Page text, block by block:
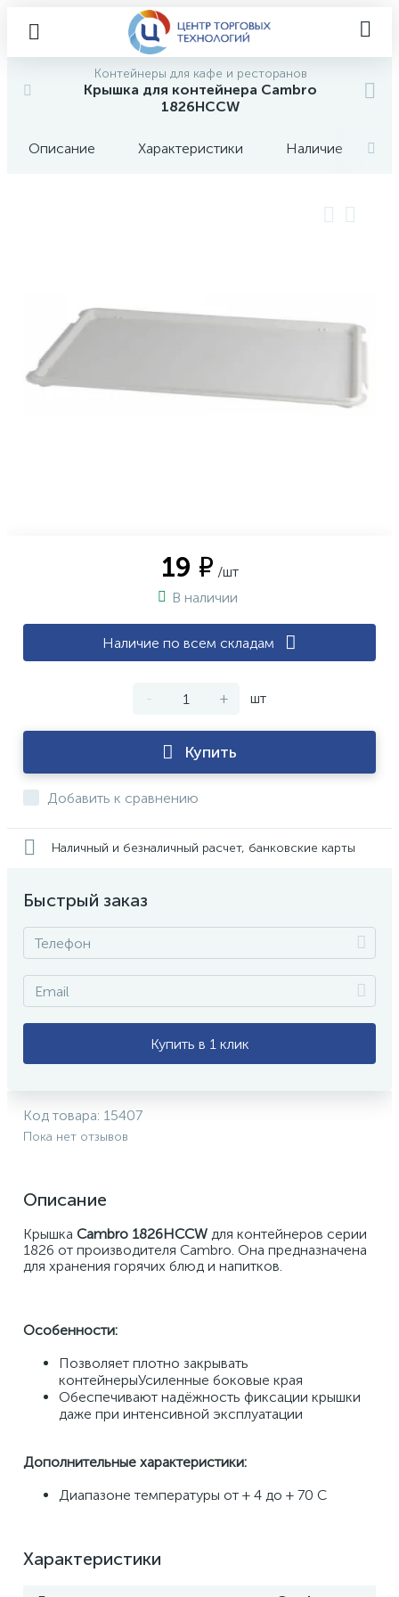
Контейнеры для кафе и ресторанов
Крышка для контейнера Cambro
1826HCCW
Описание Характеристики Наличие
19 ₽ /шт
В наличии
Наличие по всем складам
- + шт
Купить
Добавить к сравнению
Наличный и безналичный расчет, банковские карты
Быстрый заказ
Купить в 1 клик
Код товара: 15407
Пока нет отзывов
Описание
Крышка Cambro 1826HCCW для контейнеров серии
1826 от производителя Cambro. Она предназначена
для хранения горячих блюд и напитков.
Особенности:
Позволяет плотно закрывать
контейнерыУсиленные боковые края
Обеспечивают надёжность фиксации крышки
даже при интенсивной эксплуатации
Дополнительные характеристики:
Диапазоне температуры от + 4 до + 70 C
Характеристики